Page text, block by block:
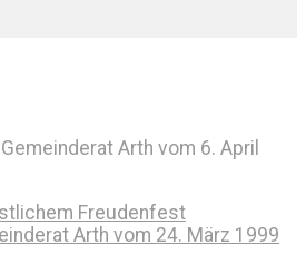
Arth vom 6. April
Freudenfest
Arth vom 24. März 1999